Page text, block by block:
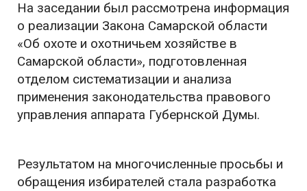
На заседании был рассмотрена информация
о реализации Закона Самарской области
«Об охоте и охотничьем хозяйстве в
Самарской области», подготовленная
отделом систематизации и анализа
применения законодательства правового
управления аппарата Губернской Думы.
Результатом на многочисленные просьбы и
обращения избирателей стала разработка